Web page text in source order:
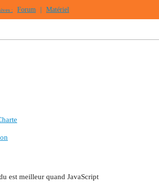
: Forum Matériel
est meilleur quand JavaScript